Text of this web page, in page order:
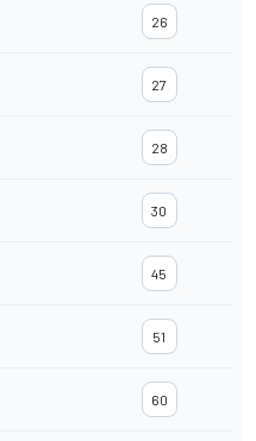
26
27
28
30
45
51
60